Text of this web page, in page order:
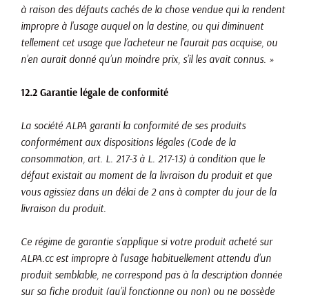
à raison des défauts cachés de la chose vendue qui la rendent
impropre à l’usage auquel on la destine, ou qui diminuent
tellement cet usage que l’acheteur ne l’aurait pas acquise, ou
n’en aurait donné qu’un moindre prix, s’il les avait connus. »
12.2 Garantie légale de conformité
La société ALPA garanti la conformité de ses produits
conformément aux dispositions légales (Code de la
consommation, art. L. 217-3 à L. 217-13) à condition que le
défaut existait au moment de la livraison du produit et que
vous agissiez dans un délai de 2 ans à compter du jour de la
livraison du produit.
Ce régime de garantie s’applique si votre produit acheté sur
ALPA.cc est impropre à l’usage habituellement attendu d’un
produit semblable, ne correspond pas à la description donnée
sur sa fiche produit (qu’il fonctionne ou non) ou ne possède